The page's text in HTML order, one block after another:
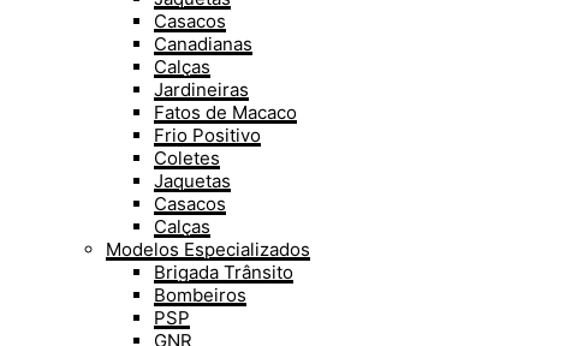
Casacos
Canadianas
Calças
Jardineiras
Fatos de Macaco
Frio Positivo
Coletes
Jaquetas
Casacos
Calças
Modelos Especializados
Brigada Trânsito
Bombeiros
PSP
GNR